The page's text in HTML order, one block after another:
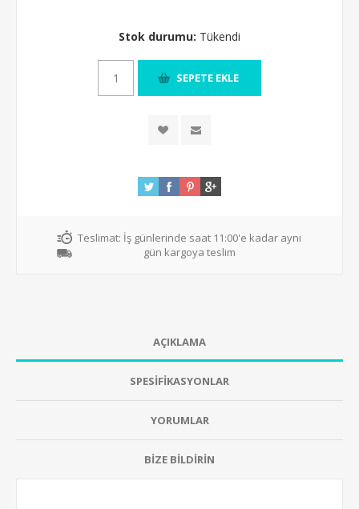
Stok durumu: Tükendi
Teslimat: İş günlerinde saat 11:00'e kadar aynı
gün kargoya teslim
AÇIKLAMA
SPESİFİKASYONLAR
YORUMLAR
BİZE BİLDİRİN